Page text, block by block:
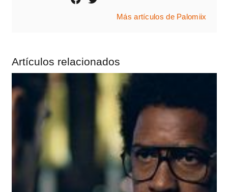
Más artículos de Palomiix
Artículos relacionados